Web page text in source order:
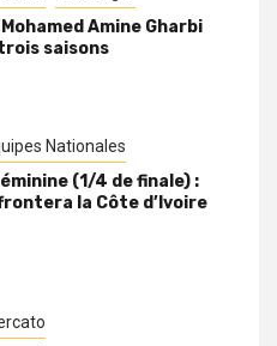
Mohamed Amine Gharbi
saisons
Nationales
(1/4 de finale) :
la Côte d’Ivoire